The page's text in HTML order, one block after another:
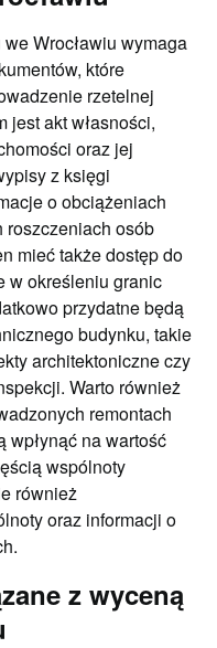
Wrocławiu wymaga
które
rzetelnej
jest akt własności,
oraz jej
z księgi
o obciążeniach
roszczeniach osób
mieć także dostęp do
w określeniu granic
przydatne będą
budynku, takie
architektoniczne czy
Warto również
remontach
wpłynąć na wartość
wspólnoty
również
oraz informacji o
z wyceną